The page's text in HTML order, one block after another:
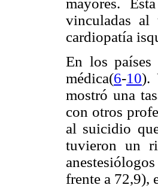
mayores.
vinculadas al
cardiopatía
En los países
médica(6-10).
mostró una
con otros
al suicidio
tuvieron un
frente a 72,9),